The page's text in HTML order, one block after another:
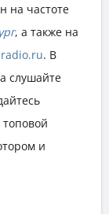
на частоте
, а также на
. В
слушайте
и